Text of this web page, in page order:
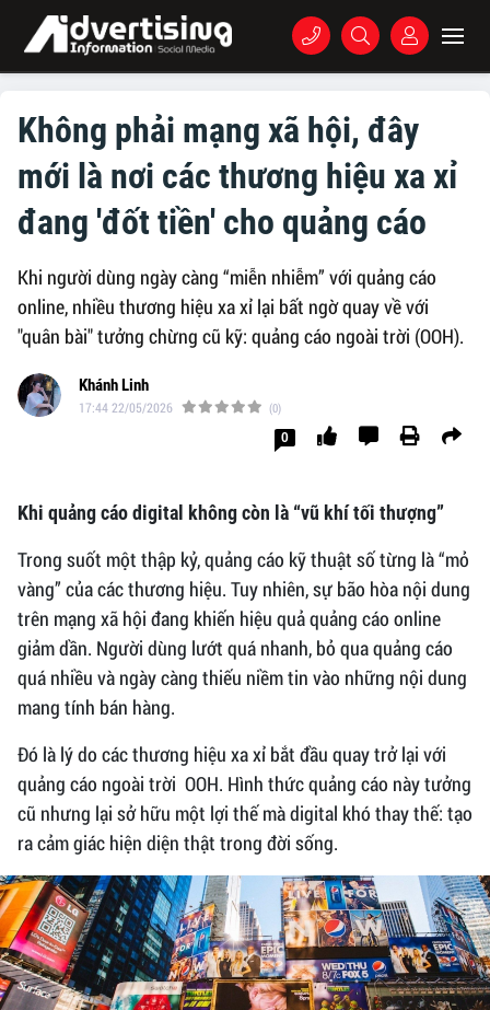
Không phải mạng xã hội, đây
mới là nơi các thương hiệu xa xỉ
đang 'đốt tiền' cho quảng cáo
Khi người dùng ngày càng “miễn nhiễm” với quảng cáo
online, nhiều thương hiệu xa xỉ lại bất ngờ quay về với
"quân bài" tưởng chừng cũ kỹ: quảng cáo ngoài trời (OOH).
Khánh Linh
17:44 22/05/2026 (0)
0
Khi quảng cáo digital không còn là “vũ khí tối thượng”
Trong suốt một thập kỷ, quảng cáo kỹ thuật số từng là “mỏ
vàng” của các thương hiệu. Tuy nhiên, sự bão hòa nội dung
trên mạng xã hội đang khiến hiệu quả quảng cáo online
giảm dần. Người dùng lướt quá nhanh, bỏ qua quảng cáo
quá nhiều và ngày càng thiếu niềm tin vào những nội dung
mang tính bán hàng.
Đó là lý do các thương hiệu xa xỉ bắt đầu quay trở lại với
quảng cáo ngoài trời OOH. Hình thức quảng cáo này tưởng
cũ nhưng lại sở hữu một lợi thế mà digital khó thay thế: tạo
ra cảm giác hiện diện thật trong đời sống.